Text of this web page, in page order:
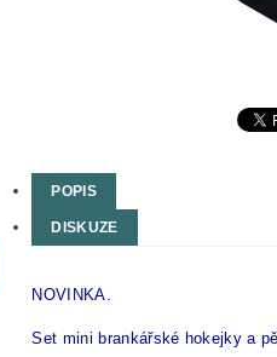
POPIS
DISKUZE
NOVINKA.
Set mini brankářské hokejky a